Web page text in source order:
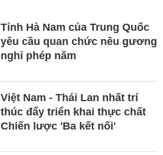
Tỉnh Hà Nam của Trung Quốc
yêu cầu quan chức nêu gương
nghỉ phép năm
Việt Nam - Thái Lan nhất trí
thúc đẩy triển khai thực chất
Chiến lược 'Ba kết nối'